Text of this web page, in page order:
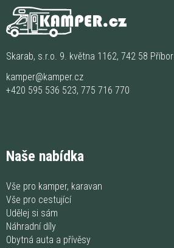
Skarab, s.r.o. 9. května 1162, 742 58 Příbor
kamper@kamper.cz
+420 595 536 523, 775 716 770
Naše nabídka
Vše pro kamper, karavan
Vše pro cestující
Udělej si sám
Náhradní díly
Obytná auta a přívěsy